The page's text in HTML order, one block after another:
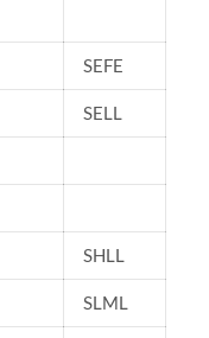
SEFE
SELL
SHLL
SLML